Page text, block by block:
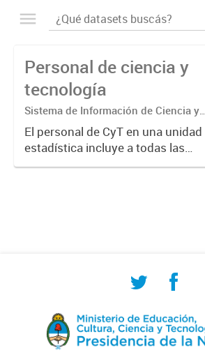
Personal de ciencia y
tecnología
Sistema de Información de Ciencia y
Tecnología Argentino (SICYTAR)
El personal de CyT en una unidad
estadística incluye a todas las
personas involucradas